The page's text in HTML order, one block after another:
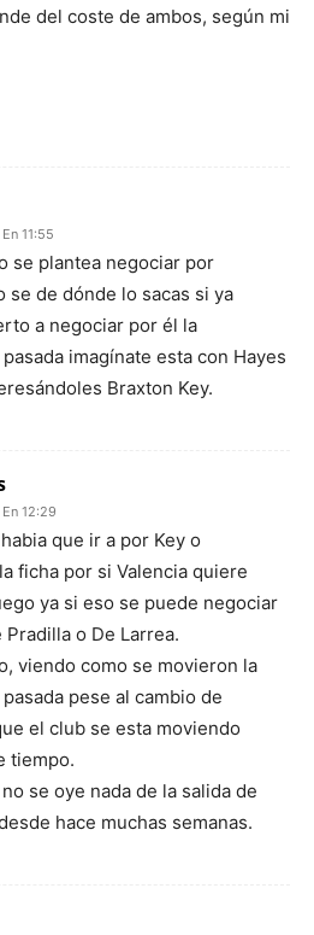
del coste de ambos, según mi
11:55
se plantea negociar por
se de dónde lo sacas si ya
a negociar por él la
imagínate esta con Hayes
Braxton Key.
12:29
que ir a por Key o
ficha por si Valencia quiere
ya si eso se puede negociar
Pradilla o De Larrea.
viendo como se movieron la
pese al cambio de
el club se esta moviendo
tiempo.
se oye nada de la salida de
hace muchas semanas.